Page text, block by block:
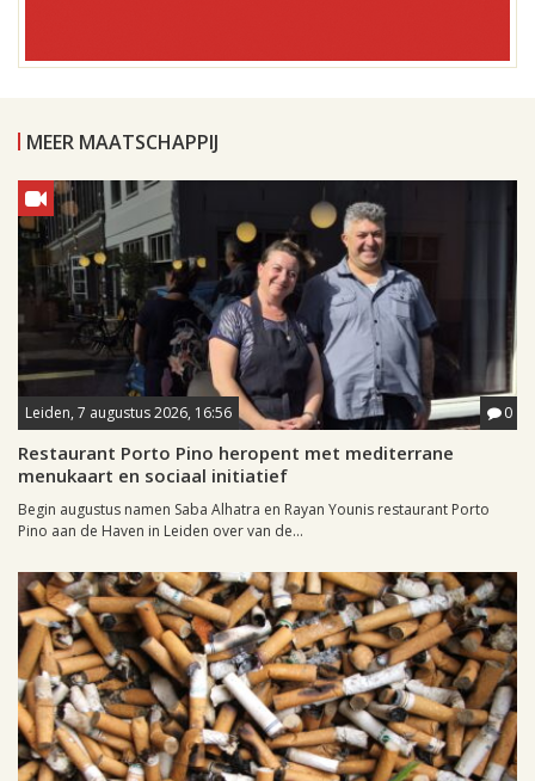
MEER MAATSCHAPPIJ
Leiden, 7 augustus 2026, 16:56 0
Restaurant Porto Pino heropent met mediterrane
menukaart en sociaal initiatief
Begin augustus namen Saba Alhatra en Rayan Younis restaurant Porto
Pino aan de Haven in Leiden over van de...